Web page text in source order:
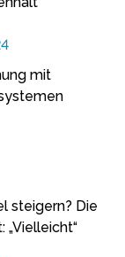
mit
steigern? Die